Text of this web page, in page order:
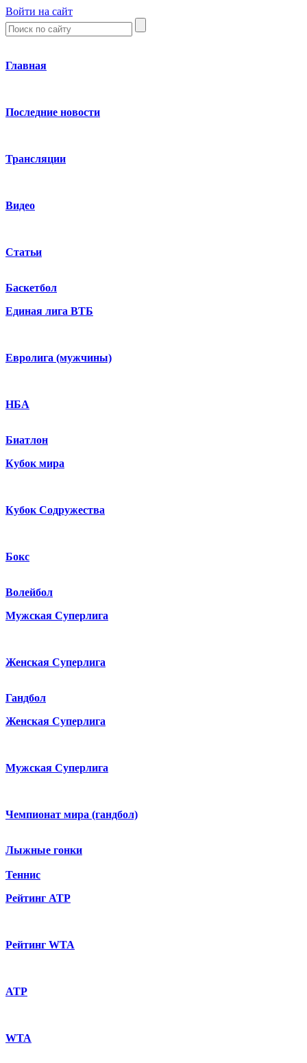
Войти на сайт
Главная
Последние новости
Трансляции
Видео
Статьи
Баскетбол
Единая лига ВТБ
Евролига (мужчины)
НБА
Биатлон
Кубок мира
Кубок Содружества
Бокс
Волейбол
Мужская Суперлига
Женская Суперлига
Гандбол
Женская Суперлига
Мужская Суперлига
Чемпионат мира (гандбол)
Лыжные гонки
Теннис
Рейтинг ATP
Рейтинг WTA
ATP
WTA